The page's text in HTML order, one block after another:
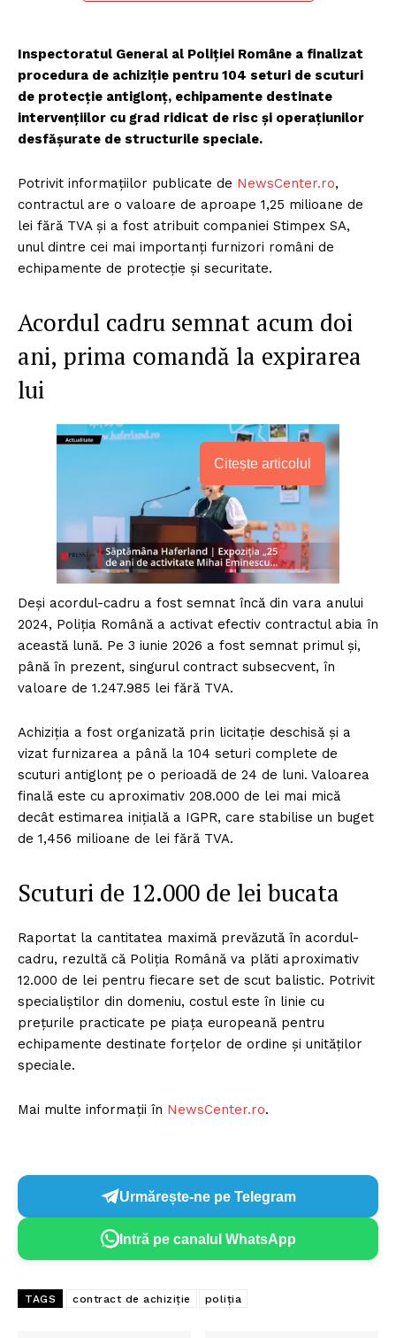
Inspectoratul General al Poliției Române a finalizat
procedura de achiziție pentru 104 seturi de scuturi
de protecție antiglonț, echipamente destinate
intervențiilor cu grad ridicat de risc și operațiunilor
desfășurate de structurile speciale.
Potrivit informațiilor publicate de NewsCenter.ro,
contractul are o valoare de aproape 1,25 milioane de
lei fără TVA și a fost atribuit companiei Stimpex SA,
unul dintre cei mai importanți furnizori români de
echipamente de protecție și securitate.
Acordul cadru semnat acum doi
ani, prima comandă la expirarea
lui
Citește articolul
Deși acordul-cadru a fost semnat încă din vara anului
2024, Poliția Română a activat efectiv contractul abia în
această lună. Pe 3 iunie 2026 a fost semnat primul și,
până în prezent, singurul contract subsecvent, în
valoare de 1.247.985 lei fără TVA.
Achiziția a fost organizată prin licitație deschisă și a
vizat furnizarea a până la 104 seturi complete de
scuturi antiglonț pe o perioadă de 24 de luni. Valoarea
finală este cu aproximativ 208.000 de lei mai mică
decât estimarea inițială a IGPR, care stabilise un buget
de 1,456 milioane de lei fără TVA.
Scuturi de 12.000 de lei bucata
Raportat la cantitatea maximă prevăzută în acordul-
cadru, rezultă că Poliția Română va plăti aproximativ
12.000 de lei pentru fiecare set de scut balistic. Potrivit
specialiștilor din domeniu, costul este în linie cu
prețurile practicate pe piața europeană pentru
echipamente destinate forțelor de ordine și unităților
speciale.
Mai multe informații în NewsCenter.ro.
Urmărește-ne pe Telegram
Intră pe canalul WhatsApp
TAGS contract de achiziție poliția